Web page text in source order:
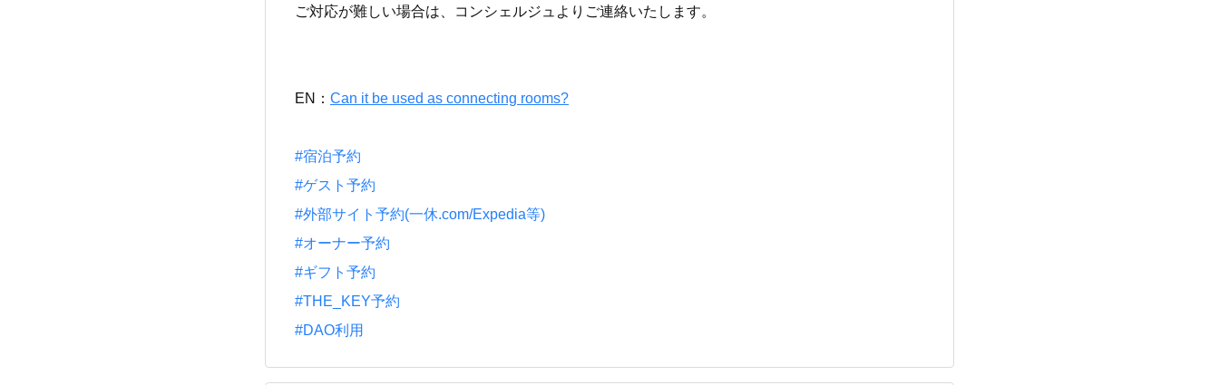
ご対応が難しい場合は、コンシェルジュよりご連絡いたします。
EN： Can it be used as connecting rooms?
#宿泊予約
#ゲスト予約
#外部サイト予約(一休.com/Expedia等)
#オーナー予約
#ギフト予約
#THE_KEY予約
#DAO利用